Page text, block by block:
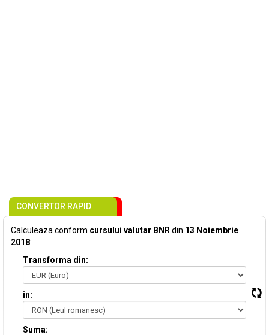
CONVERTOR RAPID
Calculeaza conform cursului valutar BNR din 13 Noiembrie
2018:
Transforma din:
in:
Suma: